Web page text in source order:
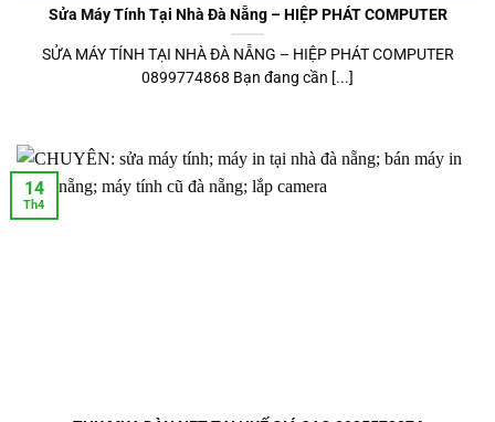
Sửa Máy Tính Tại Nhà Đà Nẵng – HIỆP PHÁT COMPUTER
SỬA MÁY TÍNH TẠI NHÀ ĐÀ NẴNG – HIỆP PHÁT COMPUTER
0899774868 Bạn đang cần [...]
14
Th4